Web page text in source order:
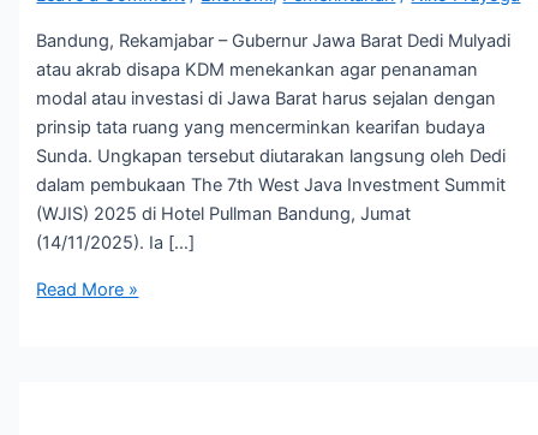
Bandung, Rekamjabar – Gubernur Jawa Barat Dedi Mulyadi
atau akrab disapa KDM menekankan agar penanaman
modal atau investasi di Jawa Barat harus sejalan dengan
prinsip tata ruang yang mencerminkan kearifan budaya
Sunda. Ungkapan tersebut diutarakan langsung oleh Dedi
dalam pembukaan The 7th West Java Investment Summit
(WJIS) 2025 di Hotel Pullman Bandung, Jumat
(14/11/2025). Ia […]
Read More »